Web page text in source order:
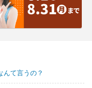
んて言うの？